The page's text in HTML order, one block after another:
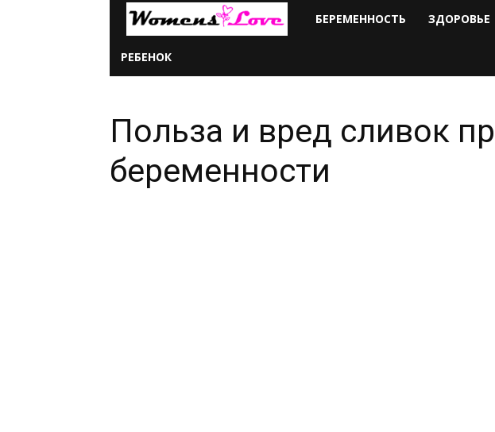
Женская
сердцем
и
БЕРЕМЕННОСТЬ ЗДОРОВЬЕ
РЕБЕНОК
Польза и вред сливок
беременности